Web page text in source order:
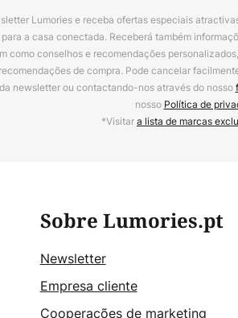
Lumories e receba ofertas especiais
a casa conectada. Receberá também
como conselhos e recomendações
de compra. Pode cancelar
newsletter ou contactando-nos através do nosso
nosso Política de
*Visitara lista de marcas
Sobre Lumories.pt
Newsletter
Empresa cliente
Cooperações de marketing